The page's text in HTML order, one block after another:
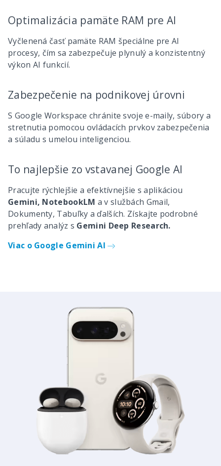
Optimalizácia pamäte RAM pre AI
Vyčlenená časť pamäte RAM špeciálne pre AI
procesy, čím sa zabezpečuje plynulý a konzistentný
výkon AI funkcií.
Zabezpečenie na podnikovej úrovni
S Google Workspace chránite svoje e-maily, súbory a
stretnutia pomocou ovládacích prvkov zabezpečenia
a súladu s umelou inteligenciou.
To najlepšie zo vstavanej Google AI
Pracujte rýchlejšie a efektívnejšie s aplikáciou
Gemini, NotebookLM a v službách Gmail,
Dokumenty, Tabuľky a ďalších. Získajte podrobné
prehľady analýz s Gemini Deep Research.
Viac o Google Gemini AI